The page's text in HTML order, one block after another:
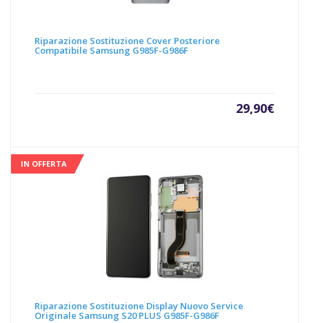
Riparazione Sostituzione Cover Posteriore
Compatibile Samsung G985F-G986F
29,90€
IN OFFERTA
Riparazione Sostituzione Display Nuovo Service
Originale Samsung S20 PLUS G985F-G986F